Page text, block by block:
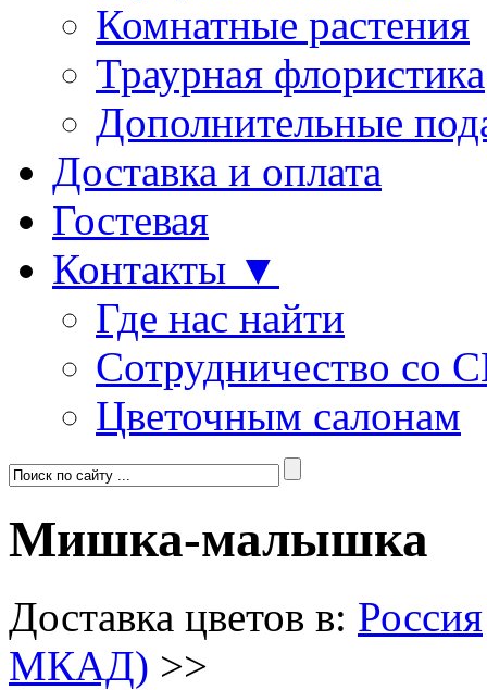
Комнатные растения
Траурная флористика
Дополнительные
Доставка и оплата
Гостевая
Контакты ▼
Где нас найти
Сотрудничество со
Цветочным салонам
Мишка-малышка
Доставка цветов в: Россия
МКАД) >>